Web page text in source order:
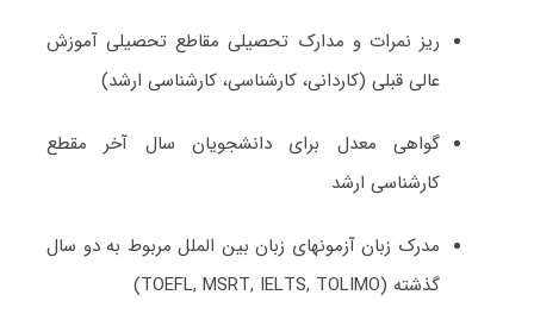
ریز نمرات و مدارک تحصیلی مقاطع تحصیلی آموزش
عالی قبلی (کاردانی، کارشناسی، کارشناسی ارشد)
گواهی معدل برای دانشجویان سال آخر مقطع
کارشناسی ارشد
مدرک زبان آزمونهای زبان بین الملل مربوط به دو سال
گذشته (TOEFL, MSRT, IELTS, TOLIMO)